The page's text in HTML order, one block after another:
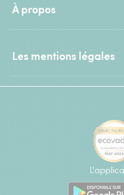
À propos
Les mentions légales